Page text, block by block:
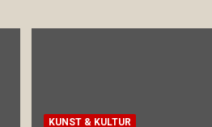
KUNST & KULTUR